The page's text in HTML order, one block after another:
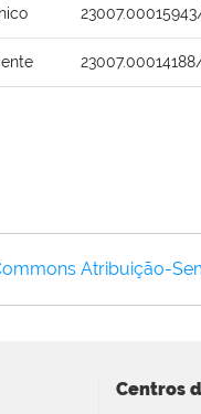
Atribuição-
Centros